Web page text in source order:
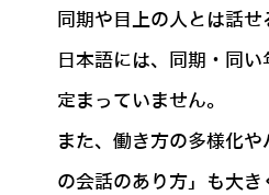
同期や目上の人とは話
日本語には、同期・同
定まっていません。
また、働き方の多様化
の会話のあり方」も大き